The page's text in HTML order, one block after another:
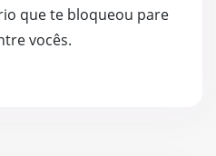
que te bloqueou pare
vocês.